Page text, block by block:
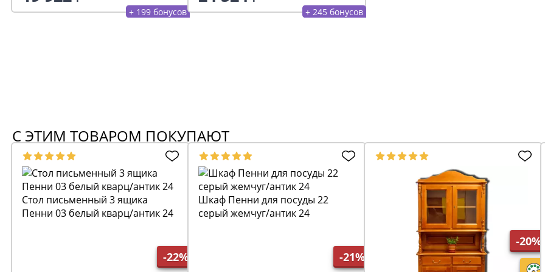
+ 199 бонусов + 245 бонусов
С ЭТИМ ТОВАРОМ ПОКУПАЮТ
-22%
Стол письменный 3 ящика
Пенни 03 белый кварц/антик 24
-21%
Шкаф Пенни для посуды 22
серый жемчуг/антик 24
-20%